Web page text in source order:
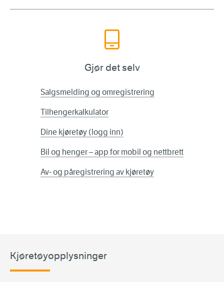
Gjør det selv
Salgsmelding og omregistrering
Tilhengerkalkulator
Dine kjøretøy (logg inn)
Bil og henger – app for mobil og nettbrett
Av- og påregistrering av kjøretøy
Kjøretøyopplysninger